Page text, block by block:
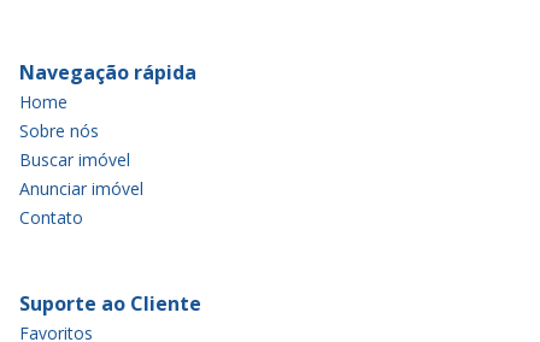
Navegação rápida
Home
Sobre nós
Buscar imóvel
Anunciar imóvel
Contato
Suporte ao Cliente
Favoritos